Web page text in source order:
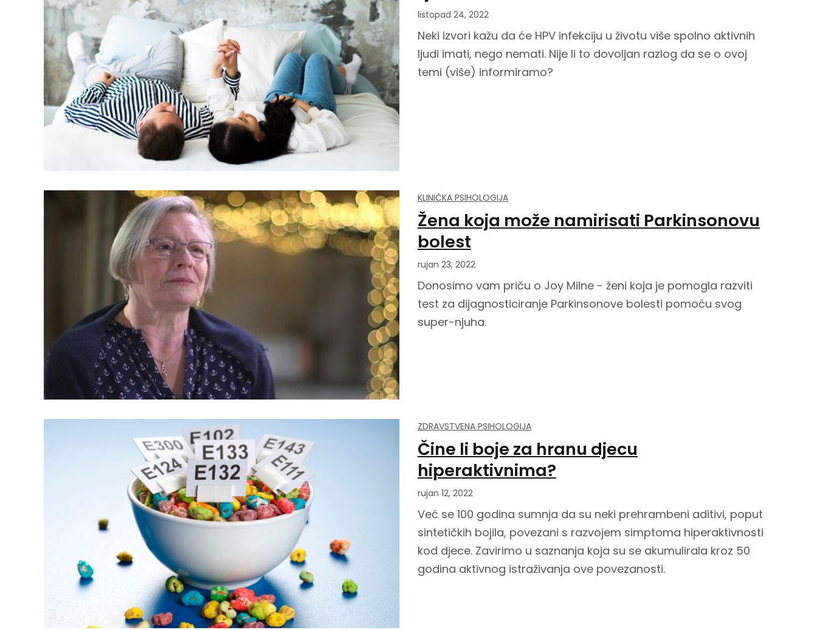
listopad 24, 2022
Neki izvori kažu da će HPV infekciju u životu više spolno aktivnih
ljudi imati, nego nemati. Nije li to dovoljan razlog da se o ovoj
temi (više) informiramo?
KLINIČKA PSIHOLOGIJA
Žena koja može namirisati Parkinsonovu
bolest
rujan 23, 2022
Donosimo vam priču o Joy Milne - ženi koja je pomogla razviti
test za dijagnosticiranje Parkinsonove bolesti pomoću svog
super-njuha.
ZDRAVSTVENA PSIHOLOGIJA
Čine li boje za hranu djecu
hiperaktivnima?
rujan 12, 2022
Već se 100 godina sumnja da su neki prehrambeni aditivi, poput
sintetičkih bojila, povezani s razvojem simptoma hiperaktivnosti
kod djece. Zavirimo u saznanja koja su se akumulirala kroz 50
godina aktivnog istraživanja ove povezanosti.